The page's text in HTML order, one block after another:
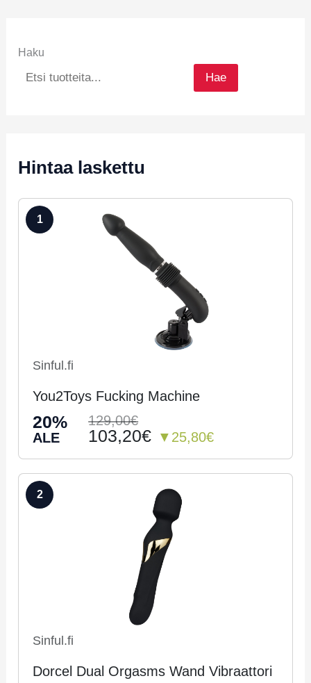
Haku
Hae
Hintaa laskettu
1
Sinful.fi
You2Toys Fucking Machine
20%
ALE
129,00€
103,20€ ▼25,80€
2
Sinful.fi
Dorcel Dual Orgasms Wand Vibraattori